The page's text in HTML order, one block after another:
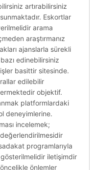
artırabilirsiniz
Eskortlar
arama
araştırmanız
ajanslarla sürekli
edinebilirsiniz
basittir sitesinde.
edilebilir
objektif.
platformlardaki
deneyimlerine.
incelemek;
programlarıyla
iletişimdir
önlemler